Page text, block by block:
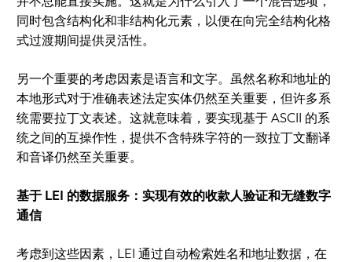
同时包含结构化和非结构化元素，以便在向完全结构化格
式过渡期间提供灵活性。
另一个重要的考虑因素是语言和文字。虽然名称和地址的
本地形式对于准确表述法定实体仍然至关重要，但许多系
统需要拉丁文表述。这就意味着，要实现基于 ASCII 的系
统之间的互操作性，提供不含特殊字符的一致拉丁文翻译
和音译仍然至关重要。
基于 LEI 的数据服务：实现有效的收款人验证和无缝数字
通信
考虑到这些因素，LEI 通过自动检索姓名和地址数据，在